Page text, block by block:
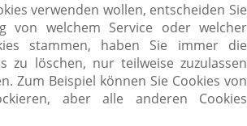
verwenden wollen, entscheiden Sie
von welchem Service oder welcher
stammen, haben Sie immer die
zu löschen, nur teilweise zuzulassen
Zum Beispiel können Sie Cookies von
aber alle anderen Cookies